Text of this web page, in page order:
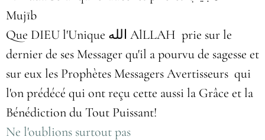
Mujīb
Que DIEU l'Unique الله AlLLAH prie sur le
dernier de ses Messager qu'il a pourvu de sagesse et
sur eux les Prophètes Messagers Avertisseurs qui
l'on prédécé qui ont reçu cette aussi la Grâce et la
Bénédiction du Tout Puissant!
Ne l'oublions surtout pas